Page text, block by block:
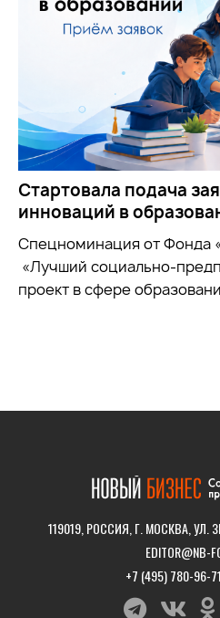
Стартовала подача
инноваций в
Спецноминация от Фонда
«Лучший социально-
проект в сфере
119019, РОССИЯ, Г. МОСКВА, УЛ.
EDITOR@NB-
+7 (495) 780-96-